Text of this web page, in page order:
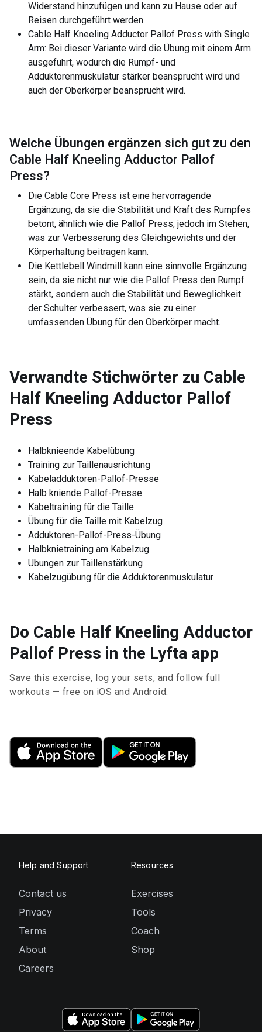
Widerstand hinzufügen und kann zu Hause oder auf
Reisen durchgeführt werden.
Cable Half Kneeling Adductor Pallof Press with Single
Arm: Bei dieser Variante wird die Übung mit einem Arm
ausgeführt, wodurch die Rumpf- und
Adduktorenmuskulatur stärker beansprucht wird und
auch der Oberkörper beansprucht wird.
Welche Übungen ergänzen sich gut zu den
Cable Half Kneeling Adductor Pallof
Press?
Die Cable Core Press ist eine hervorragende
Ergänzung, da sie die Stabilität und Kraft des Rumpfes
betont, ähnlich wie die Pallof Press, jedoch im Stehen,
was zur Verbesserung des Gleichgewichts und der
Körperhaltung beitragen kann.
Die Kettlebell Windmill kann eine sinnvolle Ergänzung
sein, da sie nicht nur wie die Pallof Press den Rumpf
stärkt, sondern auch die Stabilität und Beweglichkeit
der Schulter verbessert, was sie zu einer
umfassenden Übung für den Oberkörper macht.
Verwandte Stichwörter zu Cable
Half Kneeling Adductor Pallof
Press
Halbknieende Kabelübung
Training zur Taillenausrichtung
Kabeladduktoren-Pallof-Presse
Halb kniende Pallof-Presse
Kabeltraining für die Taille
Übung für die Taille mit Kabelzug
Adduktoren-Pallof-Press-Übung
Halbknietraining am Kabelzug
Übungen zur Taillenstärkung
Kabelzugübung für die Adduktorenmuskulatur
Do Cable Half Kneeling Adductor
Pallof Press in the Lyfta app
Save this exercise, log your sets, and follow full
workouts — free on iOS and Android.
Help and Support
Contact us
Privacy
Terms
About
Careers
Resources
Exercises
Tools
Coach
Shop